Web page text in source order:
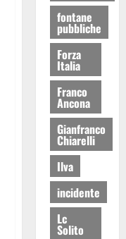
fontane
pubbliche
Forza
Italia
Franco
Ancona
Gianfranco
Chiarelli
Ilva
incidente
Lc
Solito